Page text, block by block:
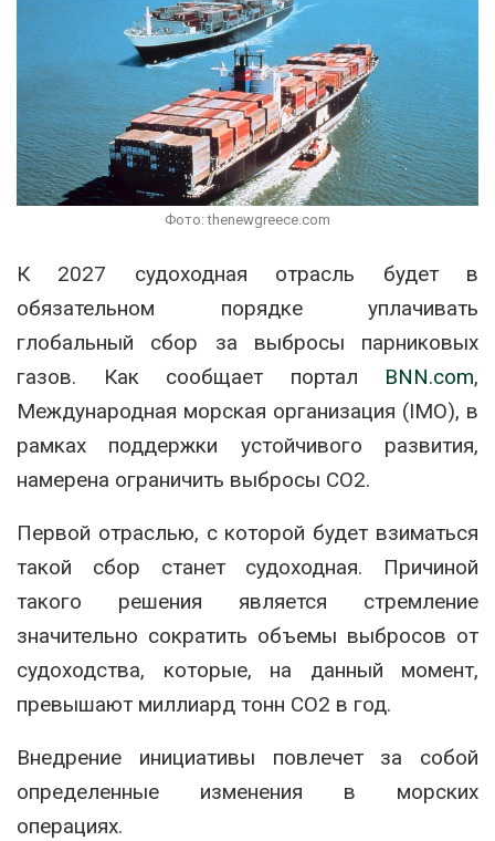
Фото: thenewgreece.com
К 2027 судоходная отрасль будет в
обязательном порядке уплачивать
глобальный сбор за выбросы парниковых
газов. Как сообщает портал BNN.com,
Международная морская организация (IMO), в
рамках поддержки устойчивого развития,
намерена ограничить выбросы СО2.
Первой отраслью, с которой будет взиматься
такой сбор станет судоходная. Причиной
такого решения является стремление
значительно сократить объемы выбросов от
судоходства, которые, на данный момент,
превышают миллиард тонн СО2 в год.
Внедрение инициативы повлечет за собой
определенные изменения в морских
операциях.